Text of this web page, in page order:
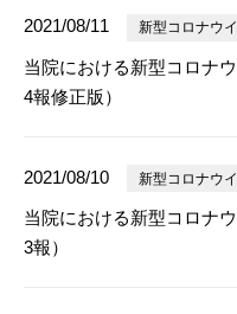
2021/08/11 新型コロナウ
当院における新型コロナ
4報修正版）
2021/08/10 新型コロナウ
当院における新型コロナ
3報）